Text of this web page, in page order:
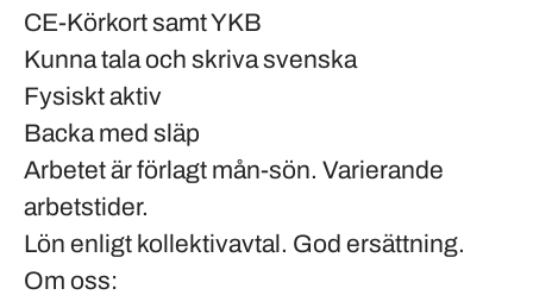
CE-Körkort samt YKB
Kunna tala och skriva svenska
Fysiskt aktiv
Backa med släp
Arbetet är förlagt mån-sön. Varierande
arbetstider.
Lön enligt kollektivavtal. God ersättning.
Om oss: